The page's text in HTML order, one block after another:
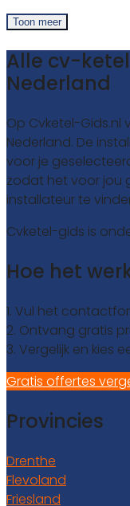
Toon meer
Alle cv-
Nederland
Op Cvketel-Gids.nl
Nederland. De
voor je
zodat het voor jou
installateur te
Cvketel-gids is
Hoe het
1. Vul het
2. Ontvang gratis
3. Vergelijk en kies
Gratis offertes
Provincies
Drenthe
Flevoland
Friesland